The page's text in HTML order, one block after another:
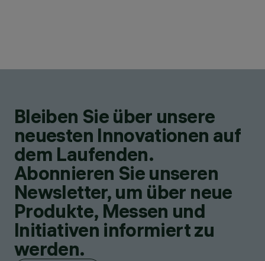
Bleiben Sie über unsere
neuesten Innovationen auf
dem Laufenden.
Abonnieren Sie unseren
Newsletter, um über neue
Produkte, Messen und
Initiativen informiert zu
werden.